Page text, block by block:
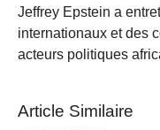
Jeffrey Epstein a
internationaux et des
acteurs politiques
Article Similaire